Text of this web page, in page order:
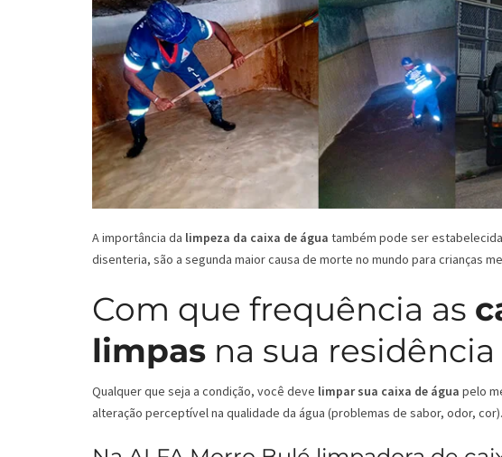
A importância da limpeza da caixa de água também pode ser
disenteria, são a segunda maior causa de morte no mundo para crianças
Com que frequência as
limpas na sua
Qualquer que seja a condição, você deve limpar sua caixa de água pelo
alteração perceptível na qualidade da água (problemas de sabor, odor, cor).